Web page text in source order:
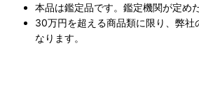
本品は鑑定品です。鑑定機関が定め
30万円を超える商品類に限り、弊
なります。